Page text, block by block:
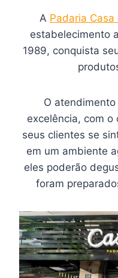
A Padaria
estabelecimento
1989, conquista
O
excelência, com
seus clientes se
em um ambiente
eles poderão
foram